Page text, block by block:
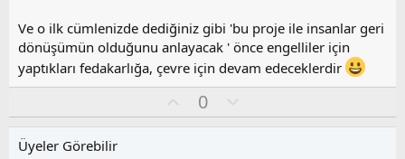
Ve o ilk cümlenizde dediğiniz gibi 'bu proje ile insanlar geri
dönüşümün olduğunu anlayacak ' önce engelliler için
yaptıkları fedakarlığa, çevre için devam edeceklerdir
y
0
l
Üyeler Görebilir